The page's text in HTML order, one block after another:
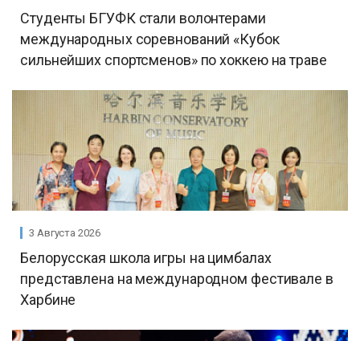
Студенты БГУФК стали волонтерами
международных соревнований «Кубок
сильнейших спортсменов» по хоккею на траве
3 Августа 2026
Белорусская школа игры на цимбалах
представлена на международном фестивале в
Харбине